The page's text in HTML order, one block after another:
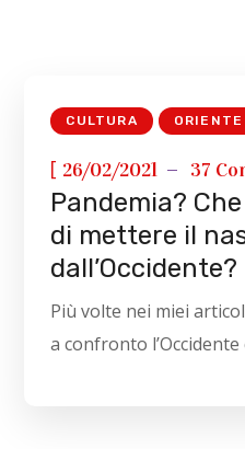
CULTURA ORIENTE
[ 26/02/2021 37
Pandemia?
di mettere il
dall’Occidente?
Più volte nei miei
a confronto l’Occidente